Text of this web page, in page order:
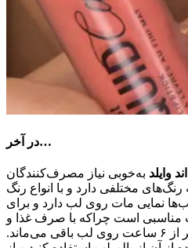
در آخر…
وایلد به‌خوبی نیاز مصرف‌کنندگان
مختلفی دارد و با انواع رنگ
نمایی مات روی لب دارد و برای
مناسبی است چراکه با صرف غذا و
نوشیدنی پاک نمی‌شود و بیشتر از ۶ ساعت روی لب باقی می‌ماند.